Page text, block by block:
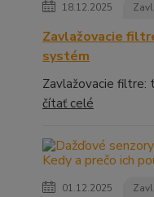
18.12.2025
Zavlažovacie
systém
Zavlažovacie filtre:
čítať celé
01.12.2025